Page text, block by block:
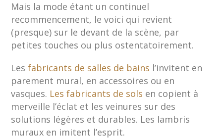
Mais la mode étant un continuel
recommencement, le voici qui revient
(presque) sur le devant de la scène, par
petites touches ou plus ostentatoirement.
Lesfabricants de salles de bains l’invitent en
parement mural, en accessoires ou en
vasques. Les fabricants de sols en copient à
merveille l’éclat et les veinures sur des
solutions légères et durables. Les lambris
muraux en imitent l’esprit.